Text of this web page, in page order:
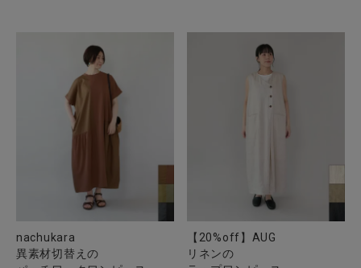
nachukara
異素材切替えの
【20%off】AUG
リネンの